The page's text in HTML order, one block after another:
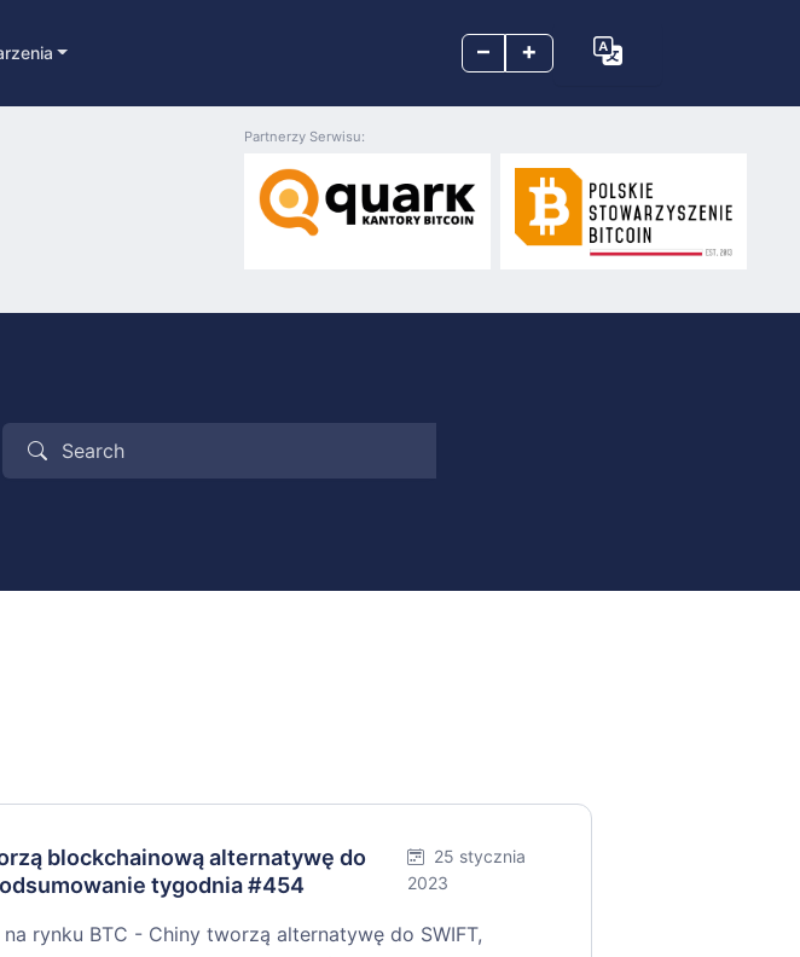
– +
Partnerzy Serwisu:
blockchainową alternatywę do
tygodnia #454
25 stycznia
2023
rynku BTC - Chiny tworzą alternatywę do SWIFT,